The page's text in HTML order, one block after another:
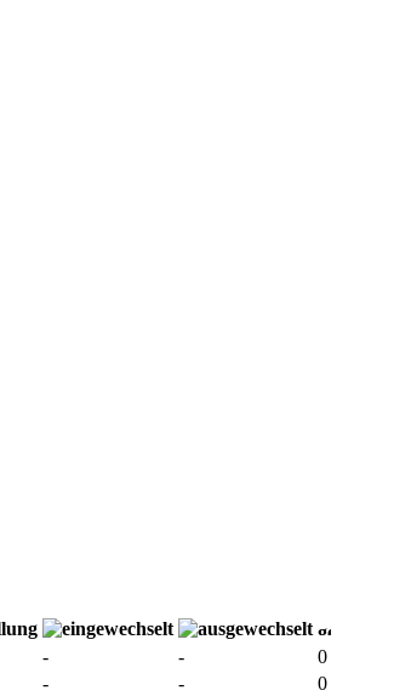
- -
0
- -
0